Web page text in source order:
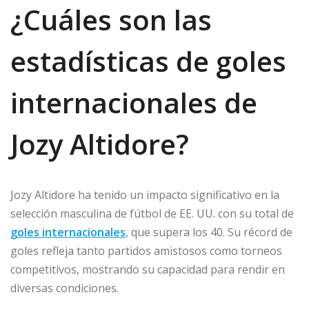
¿Cuáles son las
estadísticas de goles
internacionales de
Jozy Altidore?
Jozy Altidore ha tenido un impacto significativo en la
selección masculina de fútbol de EE. UU. con su total de
goles internacionales, que supera los 40. Su récord de
goles refleja tanto partidos amistosos como torneos
competitivos, mostrando su capacidad para rendir en
diversas condiciones.